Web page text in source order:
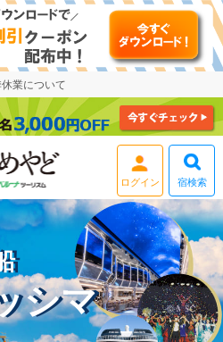
休業について
会員登録 宿検索
シマ